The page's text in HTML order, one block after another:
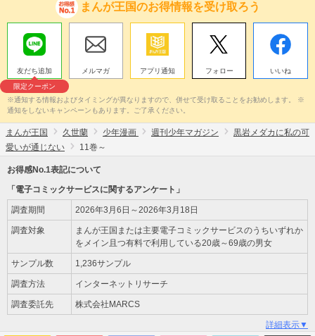
まんが王国のお得情報を受け取ろう
友だち追加
限定クーポン
メルマガ アプリ通知 フォロー いいね
※通知する情報およびタイミングが異なりますので、併せて受け取ることをお勧めします。 ※
通知をしないキャンペーンもあります。ご了承ください。
まんが王国 久世蘭 少年漫画 週刊少年マガジン
黒岩メダカに私の可
愛いが通じない
11巻～
お得感No.1表記について
「電子コミックサービスに関するアンケート」
調査期間 2026年3月6日～2026年3月18日
調査対象
まんが王国または主要電子コミックサービスのうちいずれか
をメイン且つ有料で利用している20歳～69歳の男女
サンプル数 1,236サンプル
調査方法 インターネットリサーチ
調査委託先 株式会社MARCS
詳細表示▼